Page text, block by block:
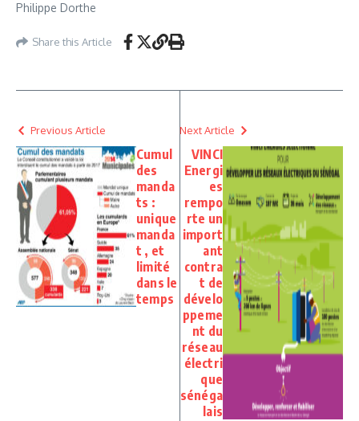
Philippe Dorthe
Share this Article
Previous Article
Cumul
des
manda
ts :
unique
manda
t , et
limité
dans le
temps
Next Article
VINCI
Energi
es
rempo
rte un
import
ant
contra
t de
dévelo
ppeme
nt du
réseau
électri
que
sénéga
lais